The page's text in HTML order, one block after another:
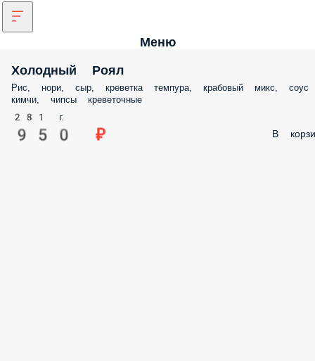
Меню
Холодный Роял
Рис, нори, сыр, креветка темпура, крабовый микс, соус
кимчи, чипсы креветочные
281 г.
950 ₽ В